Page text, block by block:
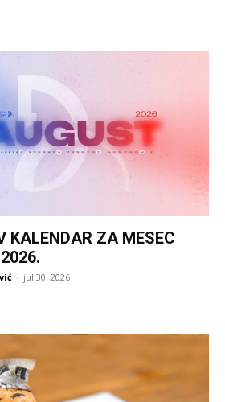
KALENDAR ZA MESEC
- jul 30, 2026